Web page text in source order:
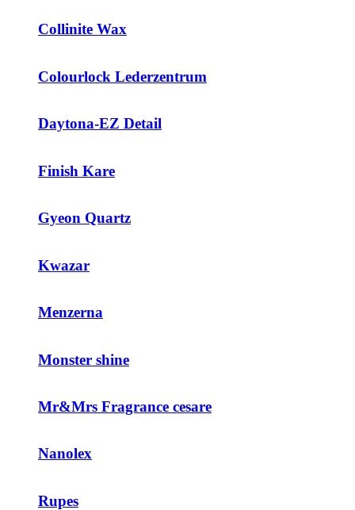
Collinite Wax
Colourlock Lederzentrum
Daytona-EZ Detail
Finish Kare
Gyeon Quartz
Kwazar
Menzerna
Monster shine
Mr&Mrs Fragrance cesare
Nanolex
Rupes